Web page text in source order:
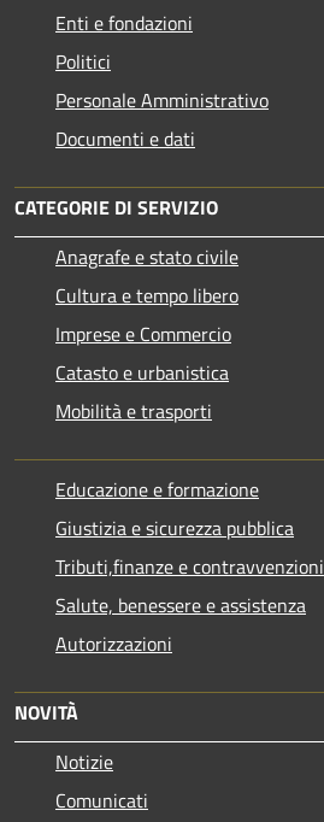
Enti e fondazioni
Politici
Personale Amministrativo
Documenti e dati
CATEGORIE DI SERVIZIO
Anagrafe e stato civile
Cultura e tempo libero
Imprese e Commercio
Catasto e urbanistica
Mobilità e trasporti
Educazione e formazione
Giustizia e sicurezza pubblica
Tributi,finanze e contravvenzioni
Salute, benessere e assistenza
Autorizzazioni
NOVITÀ
Notizie
Comunicati